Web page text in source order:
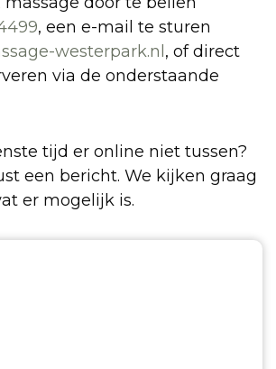
, een e-mail te sturen
westerpark.nl , of direct
via de onderstaande
tijd er online niet tussen?
een bericht. We kijken graag
er mogelijk is.